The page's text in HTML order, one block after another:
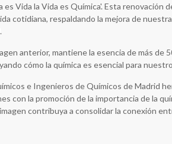
Vida la Vida es Química'. Esta renovación
cotidiana, respaldando la mejora de
anterior, mantiene la esencia de más de
cómo la química es esencial para
e Ingenieros de Químicos de Madrid
con la promoción de la importancia de la
contribuya a consolidar la conexión